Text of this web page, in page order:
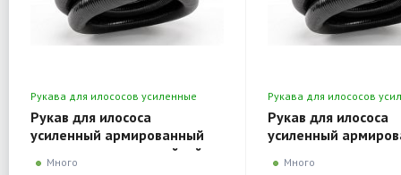
Рукава для илососов усиленные
серия 3050
Рукав для илососа
усиленный армированный
металлом морозостойкий
Holzer Flexo 102 мм серия
Много
Рукава для илососов
серия 3050
Рукав для илососа
усиленный
морозостойкий
Много